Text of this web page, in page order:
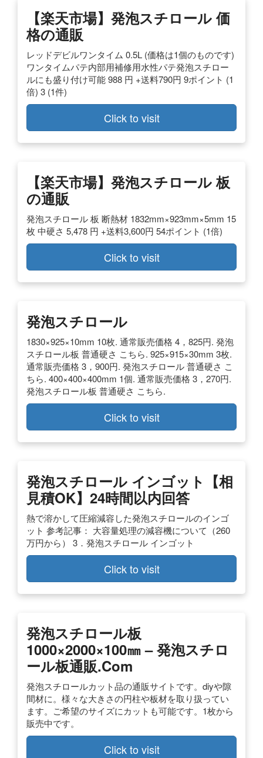
【楽天市場】発泡スチロール 価
格の通販
レッドデビルワンタイム 0.5L (価格は1個のものです)
ワンタイムパテ内部用補修用水性パテ発泡スチロー
ルにも盛り付け可能 988 円 +送料790円 9ポイント (1
倍) 3 (1件)
Click to visit
【楽天市場】発泡スチロール 板
の通販
発泡スチロール 板 断熱材 1832mm×923mm×5mm 15
枚 中硬さ 5,478 円 +送料3,600円 54ポイント (1倍)
Click to visit
発泡スチロール
1830×925×10mm 10枚. 通常販売価格 4，825円. 発泡
スチロール板 普通硬さ こちら. 925×915×30mm 3枚.
通常販売価格 3，900円. 発泡スチロール 普通硬さ こ
ちら. 400×400×400mm 1個. 通常販売価格 3，270円.
発泡スチロール板 普通硬さ こちら.
Click to visit
発泡スチロール インゴット【相
見積OK】24時間以内回答
熱で溶かして圧縮減容した発泡スチロールのインゴ
ット 参考記事： 大容量処理の減容機について（260
万円から） 3．発泡スチロール インゴット
Click to visit
発泡スチロール板
1000×2000×100㎜ – 発泡スチロ
ール板通販.com
発泡スチロールカット品の通販サイトです。diyや隙
間材に。様々な大きさの円柱や板材を取り扱ってい
ます。ご希望のサイズにカットも可能です。1枚から
販売中です。
Click to visit